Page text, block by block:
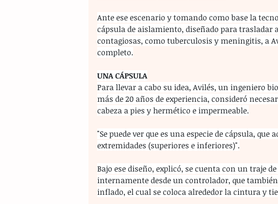
Ante ese escenario y tomando como base la
cápsula de aislamiento, diseñado para trasladar
contagiosas, como tuberculosis y meningitis, a
completo.
UNA CÁPSULA
Para llevar a cabo su idea, Avilés, un ingeniero
más de 20 años de experiencia, consideró
cabeza a pies y hermético e impermeable.
"Se puede ver que es una especie de cápsula,
extremidades (superiores e inferiores)".
Bajo ese diseño, explicó, se cuenta con un traje
internamente desde un controlador, que
inflado, el cual se coloca alrededor la cintura y